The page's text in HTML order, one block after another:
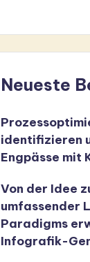
Neueste
identifizieren
Engpässe mit
Von der Idee
umfassender
Paradigms
Infografik-